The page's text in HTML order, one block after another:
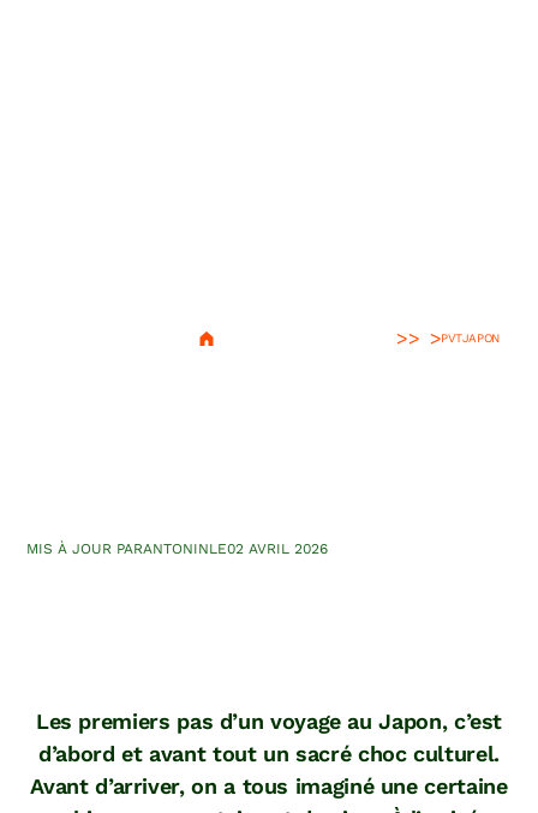
> PVTJAPON
MIS À JOUR PARANTONINLE02 AVRIL 2026
Les premiers pas d’un voyage au Japon, c’est
d’abord et avant tout un sacré choc culturel.
Avant d’arriver, on a tous imaginé une certaine